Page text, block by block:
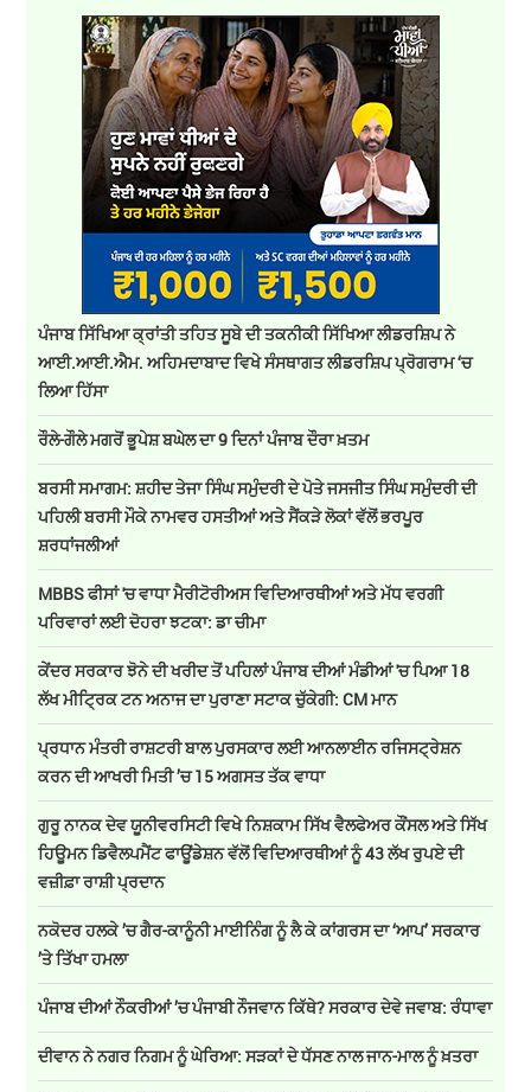
ਪੰਜਾਬ ਸਿੱਖਿਆ ਕ੍ਰਾਂਤੀ ਤਹਿਤ ਸੂਬੇ ਦੀ ਤਕਨੀਕੀ ਸਿੱਖਿਆ ਲੀਡਰਸ਼ਿਪ ਨੇ
ਆਈ.ਆਈ.ਐਮ. ਅਹਿਮਦਾਬਾਦ ਵਿਖੇ ਸੰਸਥਾਗਤ ਲੀਡਰਸ਼ਿਪ ਪ੍ਰੋਗਰਾਮ ‘ਚ
ਲਿਆ ਹਿੱਸਾ
ਰੌਲੇ-ਗੌਲੇ ਮਗਰੋਂ ਭੂਪੇਸ਼ ਬਘੇਲ ਦਾ 9 ਦਿਨਾਂ ਪੰਜਾਬ ਦੌਰਾ ਖ਼ਤਮ
ਬਰਸੀ ਸਮਾਗਮ: ਸ਼ਹੀਦ ਤੇਜਾ ਸਿੰਘ ਸਮੁੰਦਰੀ ਦੇ ਪੋਤੇ ਜਸਜੀਤ ਸਿੰਘ ਸਮੁੰਦਰੀ ਦੀ
ਪਹਿਲੀ ਬਰਸੀ ਮੌਕੇ ਨਾਮਵਰ ਹਸਤੀਆਂ ਅਤੇ ਸੈਂਕੜੇ ਲੋਕਾਂ ਵੱਲੋਂ ਭਰਪੂਰ
ਸ਼ਰਧਾਂਜਲੀਆਂ
MBBS ਫੀਸਾਂ 'ਚ ਵਾਧਾ ਮੈਰੀਟੋਰੀਅਸ ਵਿਦਿਆਰਥੀਆਂ ਅਤੇ ਮੱਧ ਵਰਗੀ
ਪਰਿਵਾਰਾਂ ਲਈ ਦੋਹਰਾ ਝਟਕਾ: ਡਾ ਚੀਮਾ
ਕੇਂਦਰ ਸਰਕਾਰ ਝੋਨੇ ਦੀ ਖਰੀਦ ਤੋਂ ਪਹਿਲਾਂ ਪੰਜਾਬ ਦੀਆਂ ਮੰਡੀਆਂ 'ਚ ਪਿਆ 18
ਲੱਖ ਮੀਟ੍ਰਿਕ ਟਨ ਅਨਾਜ ਦਾ ਪੁਰਾਣਾ ਸਟਾਕ ਚੁੱਕੇਗੀ: CM ਮਾਨ
ਪ੍ਰਧਾਨ ਮੰਤਰੀ ਰਾਸ਼ਟਰੀ ਬਾਲ ਪੁਰਸਕਾਰ ਲਈ ਆਨਲਾਈਨ ਰਜਿਸਟ੍ਰੇਸ਼ਨ
ਕਰਨ ਦੀ ਆਖਰੀ ਮਿਤੀ ’ਚ 15 ਅਗਸਤ ਤੱਕ ਵਾਧਾ
ਗੁਰੂ ਨਾਨਕ ਦੇਵ ਯੂਨੀਵਰਸਿਟੀ ਵਿਖੇ ਨਿਸ਼ਕਾਮ ਸਿੱਖ ਵੈਲਫੇਅਰ ਕੌਂਸਲ ਅਤੇ ਸਿੱਖ
ਹਿਊਮਨ ਡਿਵੈਲਪਮੈਂਟ ਫਾਊਂਡੇਸ਼ਨ ਵੱਲੋਂ ਵਿਦਿਆਰਥੀਆਂ ਨੂੰ 43 ਲੱਖ ਰੁਪਏ ਦੀ
ਵਜ਼ੀਫ਼ਾ ਰਾਸ਼ੀ ਪ੍ਰਦਾਨ
ਨਕੋਦਰ ਹਲਕੇ ’ਚ ਗੈਰ-ਕਾਨੂੰਨੀ ਮਾਈਨਿੰਗ ਨੂੰ ਲੈ ਕੇ ਕਾਂਗਰਸ ਦਾ ‘ਆਪ’ ਸਰਕਾਰ
’ਤੇ ਤਿੱਖਾ ਹਮਲਾ
ਪੰਜਾਬ ਦੀਆਂ ਨੌਕਰੀਆਂ ’ਚ ਪੰਜਾਬੀ ਨੌਜਵਾਨ ਕਿੱਥੇ? ਸਰਕਾਰ ਦੇਵੇ ਜਵਾਬ: ਰੰਧਾਵਾ
ਦੀਵਾਨ ਨੇ ਨਗਰ ਨਿਗਮ ਨੂੰ ਘੇਰਿਆ: ਸੜਕਾਂ ਦੇ ਧੱਸਣ ਨਾਲ ਜਾਨ-ਮਾਲ ਨੂੰ ਖ਼ਤਰਾ